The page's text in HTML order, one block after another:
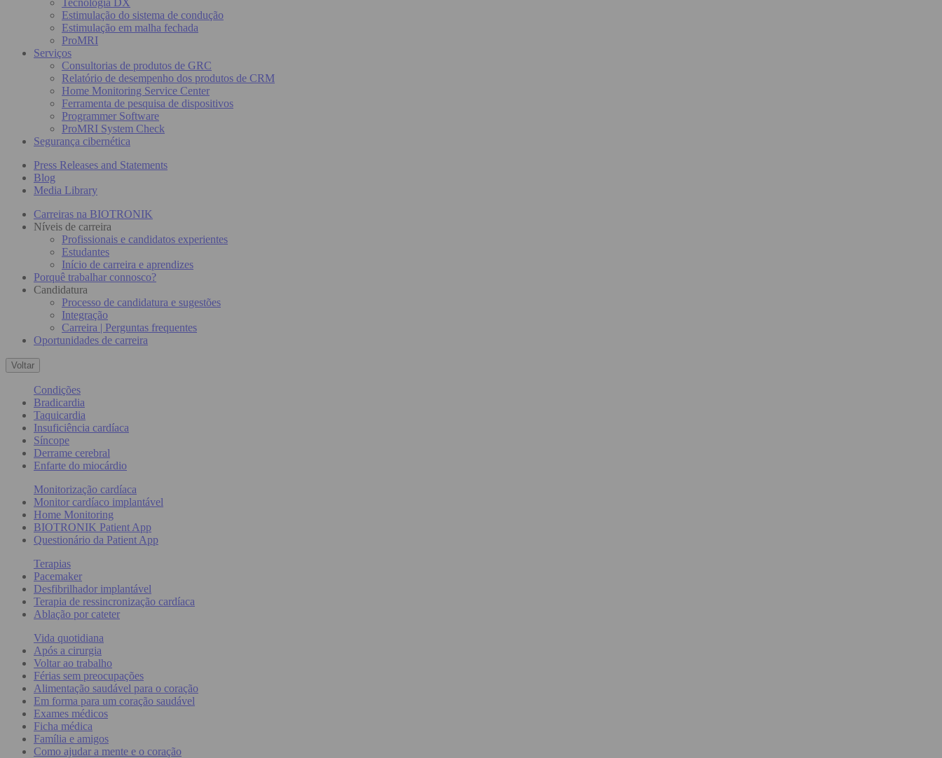
Estimulação do sistema de condução
Estimulação em malha fechada
ProMRI
Serviços
Consultorias de produtos de GRC
Relatório de desempenho dos produtos de CRM
Home Monitoring Service Center
Ferramenta de pesquisa de dispositivos
Programmer Software
ProMRI System Check
Segurança cibernética
Press Releases and Statements
Blog
Media Library
Carreiras na BIOTRONIK
Níveis de carreira
Profissionais e candidatos experientes
Estudantes
Início de carreira e aprendizes
Porquê trabalhar connosco?
Candidatura
Processo de candidatura e sugestões
Integração
Carreira | Perguntas frequentes
Oportunidades de carreira
Voltar
Condições
Bradicardia
Taquicardia
Insuficiência cardíaca
Síncope
Derrame cerebral
Enfarte do miocárdio
Monitorização cardíaca
Monitor cardíaco implantável
Home Monitoring
BIOTRONIK Patient App
Questionário da Patient App
Terapias
Pacemaker
Desfibrilhador implantável
Terapia de ressincronização cardíaca
Ablação por cateter
Vida quotidiana
Após a cirurgia
Voltar ao trabalho
Férias sem preocupações
Alimentação saudável para o coração
Em forma para um coração saudável
Exames médicos
Ficha médica
Família e amigos
Como ajudar a mente e o coração